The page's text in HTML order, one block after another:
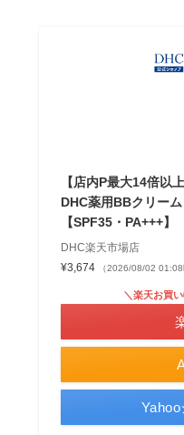
【店内P最大14倍以
DHC薬用BBクリー
【SPF35・PA+++】
DHC楽天市場店
¥3,674
（2026/08/02 01:08
＼楽天お買